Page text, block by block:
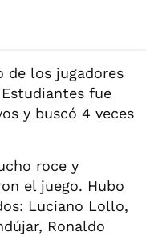
de los jugadores
fue
y buscó 4 veces
roce y
el juego. Hubo
Luciano Lollo,
Ronaldo